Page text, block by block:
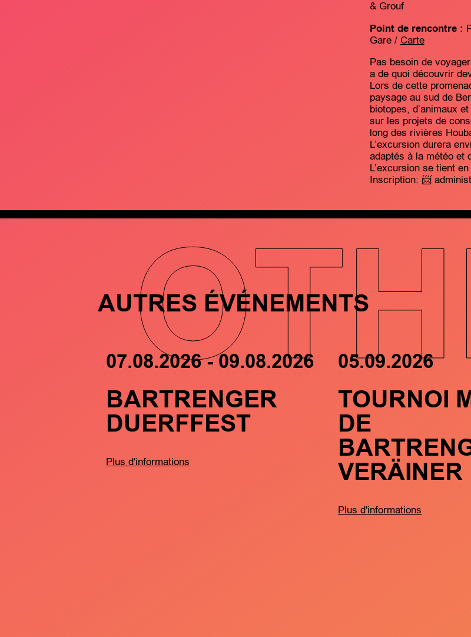
& Grouf
Point de rencontre :
Gare / Carte
Pas besoin de
a de quoi découvrir
Lors de cette
paysage au sud de
biotopes, d’animaux
sur les projets de
long des rivières
L’excursion durera
adaptés à la météo et
L’excursion se tient
Inscription: 📨
AUTRES ÉVÉNEMENTS
07.08.2026 - 09.08.2026
BARTRENGER
DUERFFEST
Plus d'informations
05.09.2026
TOURNOI
DE
VERÄINER
Plus d'informations